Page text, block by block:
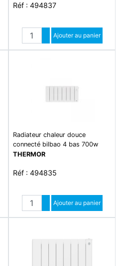
Réf : 494837
Quantité
Augmenter quantité
Diminuer quantité
Ajouter au panier
Radiateur chaleur douce
connecté bilbao 4 bas 700w
blanc brillant
THERMOR
Réf : 494835
Quantité
Augmenter quantité
Diminuer quantité
Ajouter au panier